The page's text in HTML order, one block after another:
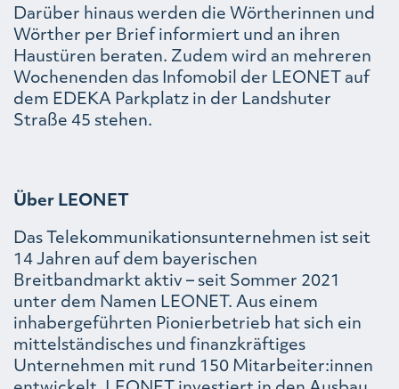
Darüber hinaus werden die Wörtherinnen und
Wörther per Brief informiert und an ihren
Haustüren beraten. Zudem wird an mehreren
Wochenenden das Infomobil der LEONET auf
dem EDEKA Parkplatz in der Landshuter
Straße 45 stehen.
Über LEONET
Das Telekommunikationsunternehmen ist seit
14 Jahren auf dem bayerischen
Breitbandmarkt aktiv – seit Sommer 2021
unter dem Namen LEONET. Aus einem
inhabergeführten Pionierbetrieb hat sich ein
mittelständisches und finanzkräftiges
Unternehmen mit rund 150 Mitarbeiter:innen